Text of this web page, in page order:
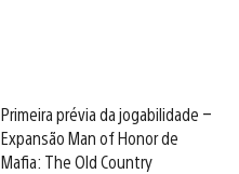
Primeira prévia da jogabilidade –
Expansão Man of Honor de
Mafia: The Old Country